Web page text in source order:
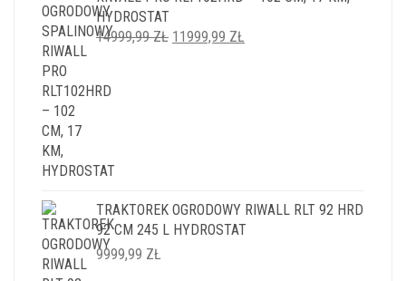
HYDROSTAT
14999,99ZŁ PIERWOTNA
11999,99 ZŁ
TRAKTOREK OGRODOWY RIWALL RLT 92 HRD
92 CM 245 L HYDROSTAT
9999,99 ZŁ